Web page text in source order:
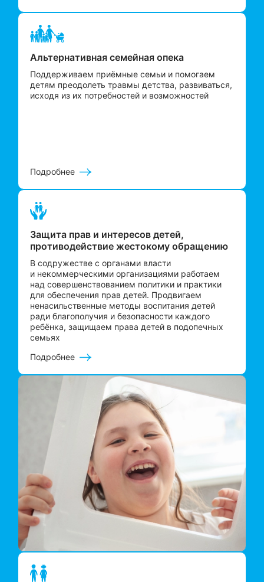
Альтернативная семейная опека
Поддерживаем приёмные семьи и помогаем
детям преодолеть травмы детства, развиваться,
исходя из их потребностей и возможностей
Подробнее
Защита прав и интересов детей,
противодействие жестокому обращению
В содружестве с органами власти
и некоммерческими организациями работаем
над совершенствованием политики и практики
для обеспечения прав детей. Продвигаем
ненасильственные методы воспитания детей
ради благополучия и безопасности каждого
ребёнка, защищаем права детей в подопечных
семьях
Подробнее